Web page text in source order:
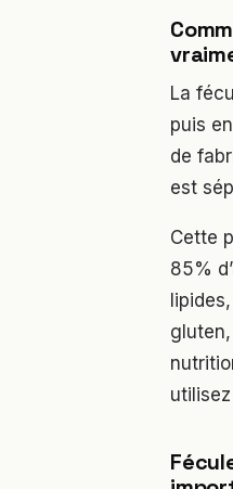
La
puis
de
est
Cette
85%